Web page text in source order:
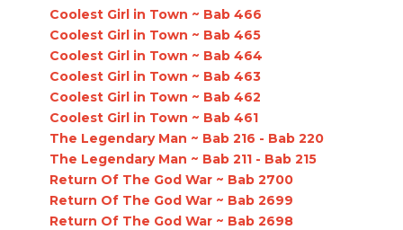
Coolest Girl in Town ~ Bab 466
Coolest Girl in Town ~ Bab 465
Coolest Girl in Town ~ Bab 464
Coolest Girl in Town ~ Bab 463
Coolest Girl in Town ~ Bab 462
Coolest Girl in Town ~ Bab 461
The Legendary Man ~ Bab 216 - Bab 220
The Legendary Man ~ Bab 211 - Bab 215
Return Of The God War ~ Bab 2700
Return Of The God War ~ Bab 2699
Return Of The God War ~ Bab 2698